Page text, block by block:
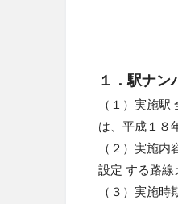
１．駅ナン
（１）実施
は、平成１８
（２）実施
設定 する路線
（３）実施